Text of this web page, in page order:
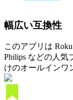
幅広い互換性
このアプリは Roku
Philips などの人気
けのオールインワ